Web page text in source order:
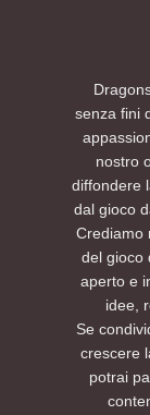
senza fini
nostro
diffondere
dal gioco
Crediamo
del gioco
aperto e
idee,
Se
crescere
potrai